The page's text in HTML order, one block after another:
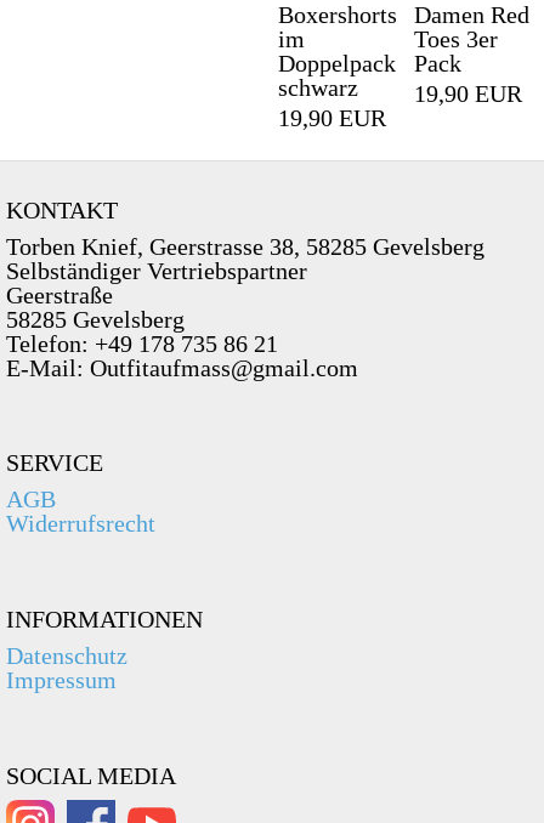
Boxershorts
im
Doppelpack
schwarz
19,90 EUR
Damen Red
Toes 3er
Pack
19,90 EUR
KONTAKT
Torben Knief, Geerstrasse 38, 58285 Gevelsberg
Selbständiger Vertriebspartner
Geerstraße
58285 Gevelsberg
Telefon: +49 178 735 86 21
E-Mail: Outfitaufmass@gmail.com
SERVICE
AGB
Widerrufsrecht
INFORMATIONEN
Datenschutz
Impressum
SOCIAL MEDIA